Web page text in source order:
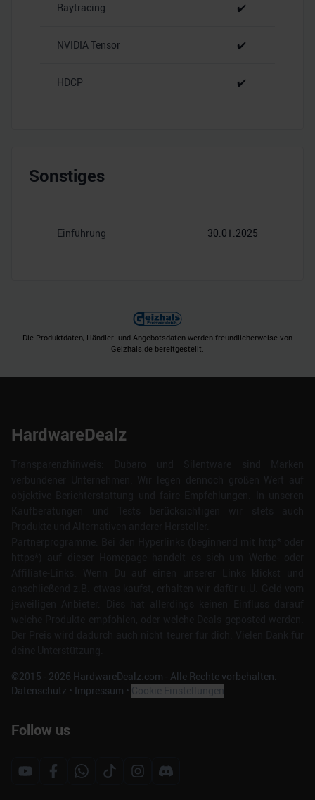
Raytracing ✔️
NVIDIA Tensor ✔️
HDCP ✔️
Sonstiges
Einführung 30.01.2025
Die Produktdaten, Händler- und Angebotsdaten werden freundlicherweise von
Geizhals.de bereitgestellt.
HardwareDealz
©2015 - 2026 HardwareDealz.com - Alle Rechte vorbehalten.
Datenschutz • Impressum •
Follow us